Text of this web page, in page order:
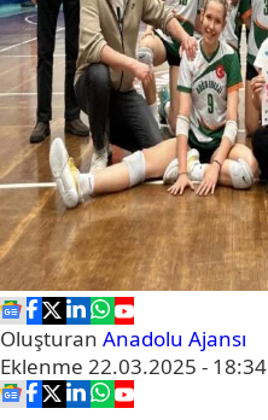
Oluşturan Anadolu Ajansı
Eklenme 22.03.2025 - 18:34